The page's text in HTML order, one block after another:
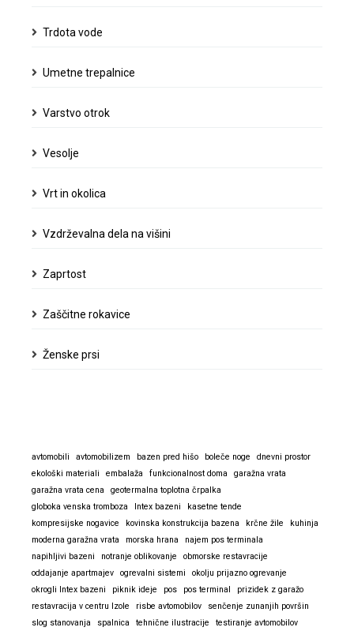
Trdota vode
Umetne trepalnice
Varstvo otrok
Vesolje
Vrt in okolica
Vzdrževalna dela na višini
Zaprtost
Zaščitne rokavice
Ženske prsi
avtomobili avtomobilizem bazen pred hišo boleče noge
dnevni prostor
ekološki materiali
embalaža funkcionalnost doma
garažna vrata
garažna vrata cena
geotermalna toplotna črpalka
globoka venska tromboza
Intex bazeni
kasetne tende
kompresijske nogavice
kovinska konstrukcija bazena krčne žile
kuhinja
moderna garažna vrata
morska hrana
najem pos terminala
napihljivi bazeni
notranje oblikovanje
obmorske restavracije
oddajanje apartmajev
ogrevalni sistemi
okolju prijazno ogrevanje
okrogli Intex bazeni
piknik ideje pos pos terminal
prizidek z garažo
restavracija v centru Izole
risbe avtomobilov
senčenje zunanjih površin
slog stanovanja
spalnica tehnične ilustracije testiranje avtomobilov